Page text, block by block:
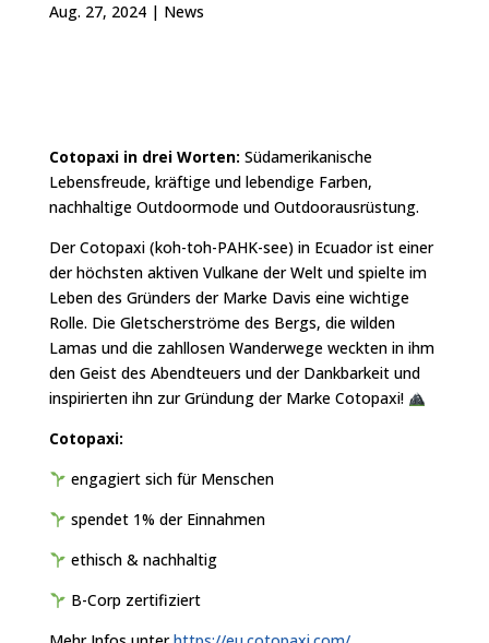
Aug. 27, 2024| News
Cotopaxi in drei Worten: Südamerikanische
Lebensfreude, kräftige und lebendige Farben,
nachhaltige Outdoormode und Outdoorausrüstung.
Der Cotopaxi (koh-toh-PAHK-see) in Ecuador ist einer
der höchsten aktiven Vulkane der Welt und spielte im
Leben des Gründers der Marke Davis eine wichtige
Rolle. Die Gletscherströme des Bergs, die wilden
Lamas und die zahllosen Wanderwege weckten in ihm
den Geist des Abendteuers und der Dankbarkeit und
inspirierten ihn zur Gründung der Marke Cotopaxi!
Cotopaxi:
engagiert sich für Menschen
spendet 1% der Einnahmen
ethisch & nachhaltig
B-Corp zertifiziert